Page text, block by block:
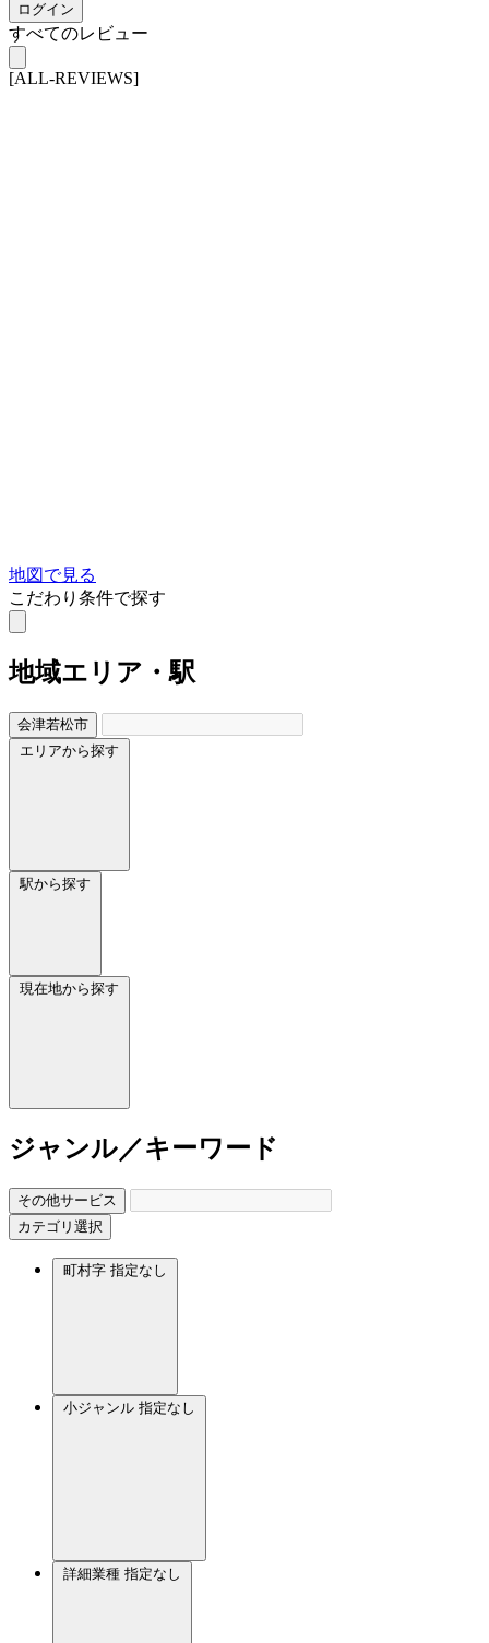
ログイン
すべてのレビュー
[ALL-REVIEWS]
地図で見る
こだわり条件で探す
地域エリア・駅
会津若松市
エリアから探す
駅から探す
現在地から探す
ジャンル／キーワード
その他サービス
カテゴリ選択
町村字 指定なし
小ジャンル 指定なし
詳細業種 指定なし